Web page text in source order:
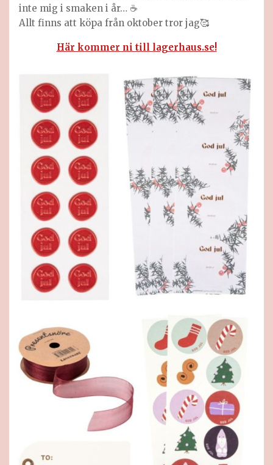
inte mig i smaken i år… ☕️
Allt finns att köpa från oktober tror jag🥰
Här kommer ni till lagerhaus.se!